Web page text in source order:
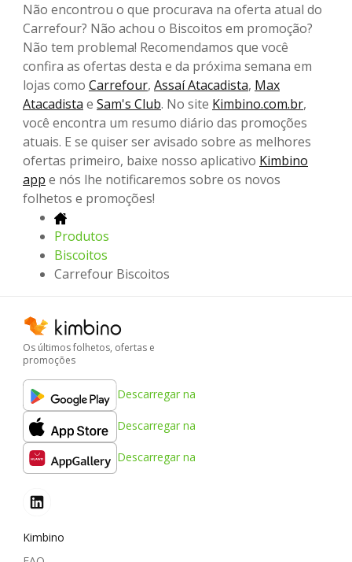
Não encontrou o que procurava na oferta atual do
Carrefour? Não achou o Biscoitos em promoção?
Não tem problema! Recomendamos que você
confira as ofertas desta e da próxima semana em
lojas como Carrefour, Assaí Atacadista, Max
Atacadista e Sam's Club. No site Kimbino.com.br,
você encontra um resumo diário das promoções
atuais. E se quiser ser avisado sobre as melhores
ofertas primeiro, baixe nosso aplicativo Kimbino
app e nós lhe notificaremos sobre os novos
folhetos e promoções!
Produtos
Biscoitos
Carrefour Biscoitos
Os últimos folhetos, ofertas e
promoções
Descarregar na
Descarregar na
Descarregar na
Kimbino